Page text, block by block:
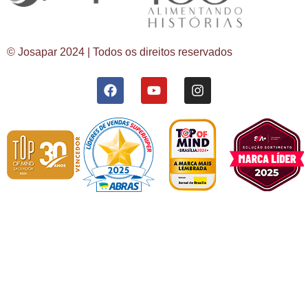
© Josapar 2024 | Todos os direitos reservados